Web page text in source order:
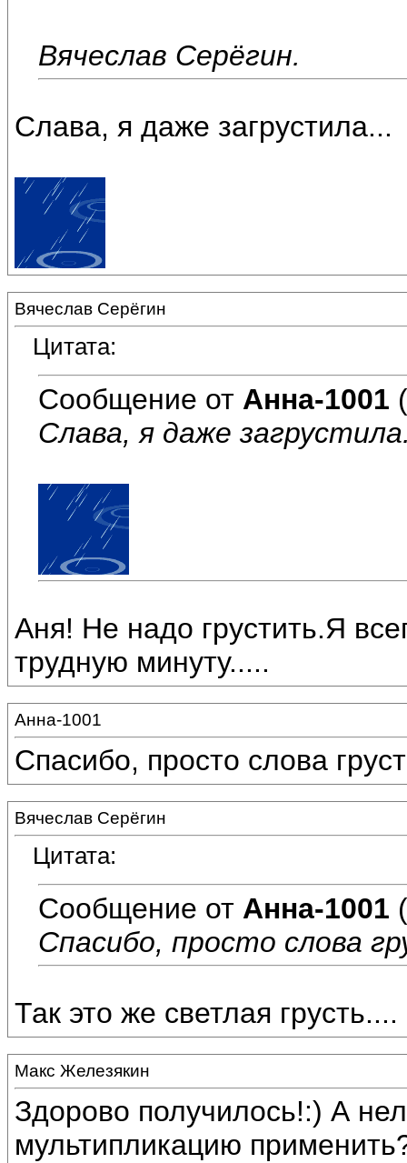
Вячеслав Серёгин.
Слава, я даже загрустила...
Вячеслав Серёгин
Цитата:
Сообщение от Анна-1001
Слава, я даже
Аня! Не надо грустить.Я
трудную минуту.....
Анна-1001
Спасибо, просто слова
Вячеслав Серёгин
Цитата:
Сообщение от Анна-1001
Спасибо, просто слова
Так это же светлая грусть....
Макс Железякин
Здорово получилось!:) А
мультипликацию